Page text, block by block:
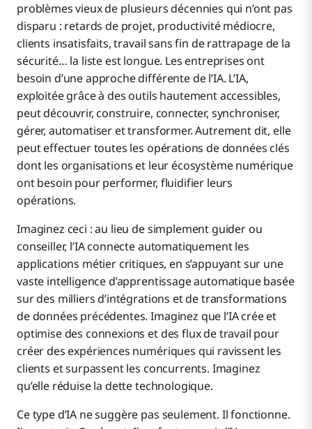
problèmes vieux de plusieurs décennies qui n’ont pas
disparu : retards de projet, productivité médiocre,
clients insatisfaits, travail sans fin de rattrapage de la
sécurité… la liste est longue. Les entreprises ont
besoin d’une approche différente de l’IA. L’IA,
exploitée grâce à des outils hautement accessibles,
peut découvrir, construire, connecter, synchroniser,
gérer, automatiser et transformer. Autrement dit, elle
peut effectuer toutes les opérations de données clés
dont les organisations et leur écosystème numérique
ont besoin pour performer, fluidifier leurs
opérations.
Imaginez ceci : au lieu de simplement guider ou
conseiller, l’IA connecte automatiquement les
applications métier critiques, en s’appuyant sur une
vaste intelligence d’apprentissage automatique basée
sur des milliers d’intégrations et de transformations
de données précédentes. Imaginez que l’IA crée et
optimise des connexions et des flux de travail pour
créer des expériences numériques qui ravissent les
clients et surpassent les concurrents. Imaginez
qu’elle réduise la dette technologique.
Ce type d’IA ne suggère pas seulement. Il fonctionne.